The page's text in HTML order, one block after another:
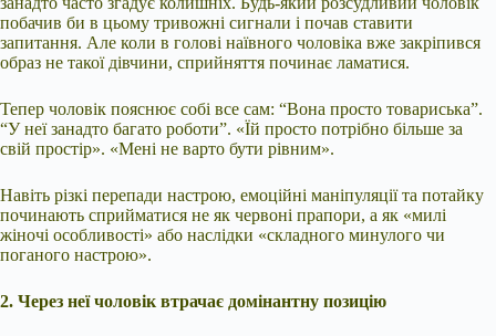
побачив би в цьому тривожні сигнали і почав ставити
запитання. Але коли в голові наївного чоловіка вже закріпився
образ не такої дівчини, сприйняття починає ламатися.
Тепер чоловік пояснює собі все сам: “Вона просто товариська”.
“У неї занадто багато роботи”. «Їй просто потрібно більше за
свій простір». «Мені не варто бути рівним».
Навіть різкі перепади настрою, емоційні маніпуляції та потайку
починають сприйматися не як червоні прапори, а як «милі
жіночі особливості» або наслідки «складного минулого чи
поганого настрою».
2. Через неї чоловік втрачає домінантну позицію